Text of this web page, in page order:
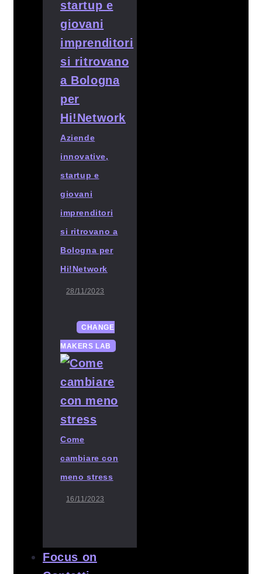
Aziende
innovative,
startup e
giovani
imprenditori
si ritrovano a
Bologna per
Hi!Network
28/11/2023
CHANGE
MAKERS LAB
Come
cambiare con
meno stress
16/11/2023
Focus on